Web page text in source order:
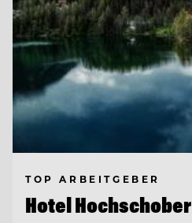
TOP ARBEITGEBER
Hotel Hochschober